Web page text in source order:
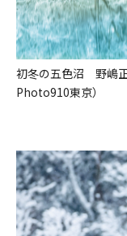
初冬の五色沼 野嶋
Photo910東京）